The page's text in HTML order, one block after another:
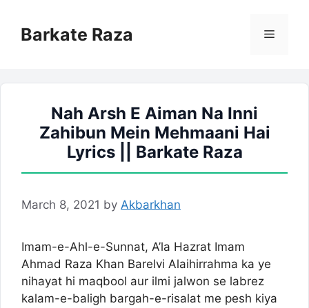
contentBarkate Raza Menu
Nah Arsh E Aiman Na Inni
Zahibun Mein Mehmaani Hai
Lyrics || Barkate Raza
March 8, 2021 by Akbarkhan
Imam-e-Ahl-e-Sunnat, A’la Hazrat Imam
Ahmad Raza Khan Barelvi Alaihirrahma ka ye
nihayat hi maqbool aur ilmi jalwon se labrez
kalam-e-baligh bargah-e-risalat me pesh kiya